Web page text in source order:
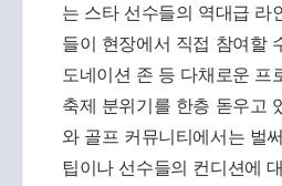
는 스타 선수들의 역대급 라
들이 현장에서 직접 참여할
도네이션 존 등 다채로운 프
축제 분위기를 한층 돋우고
와 골프 커뮤니티에서는 벌
팁이나 선수들의 컨디션에